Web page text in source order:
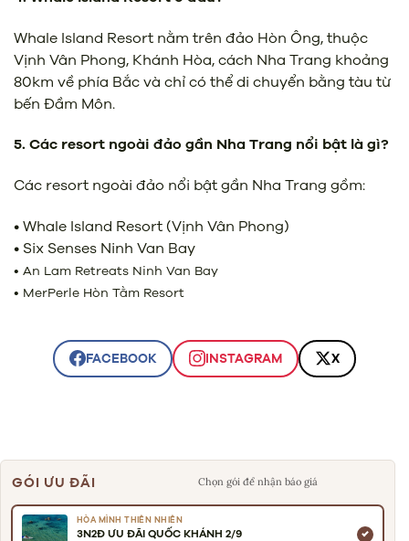
Whale Island Resort nằm trên đảo Hòn Ông, thuộc
Vịnh Vân Phong, Khánh Hòa, cách Nha Trang khoảng
80km về phía Bắc và chỉ có thể di chuyển bằng tàu từ
bến Đầm Môn.
5. Các resort ngoài đảo gần Nha Trang nổi bật là gì?
Các resort ngoài đảo nổi bật gần Nha Trang gồm:
• Whale Island Resort (Vịnh Vân Phong)
• Six Senses Ninh Van Bay
• An Lam Retreats Ninh Van Bay
• MerPerle Hòn Tằm Resort
FACEBOOK INSTAGRAM X
GÓI ƯU ĐÃI Chọn gói để nhận báo giá
HÒA MÌNH THIÊN NHIÊN
3N2Đ ƯU ĐÃI QUỐC KHÁNH 2/9